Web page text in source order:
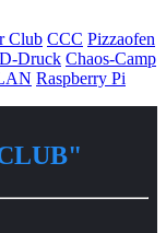
Club CCC Pizzaofen
Druck Chaos-Camp
Raspberry Pi